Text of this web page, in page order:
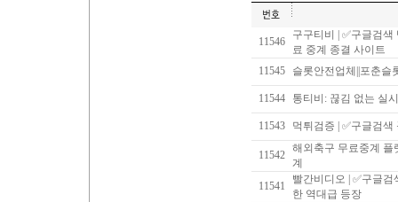
11546
구구티비 | ✅구글검
료 중계 종결 사이트
11545
슬롯안전업체||포춘슬
11544 통티비: 끊김 없는 실
11543 먹튀검증 | ✅구글검
11542
해외축구 무료중계 플
계
11541
빨간비디오 | ✅구글
한 역대급 등장